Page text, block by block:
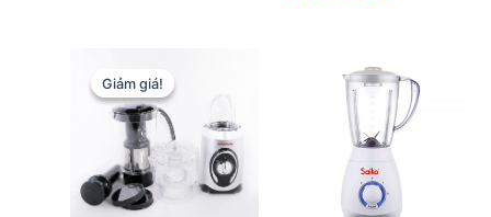
Giảm giá!
Giảm giá!